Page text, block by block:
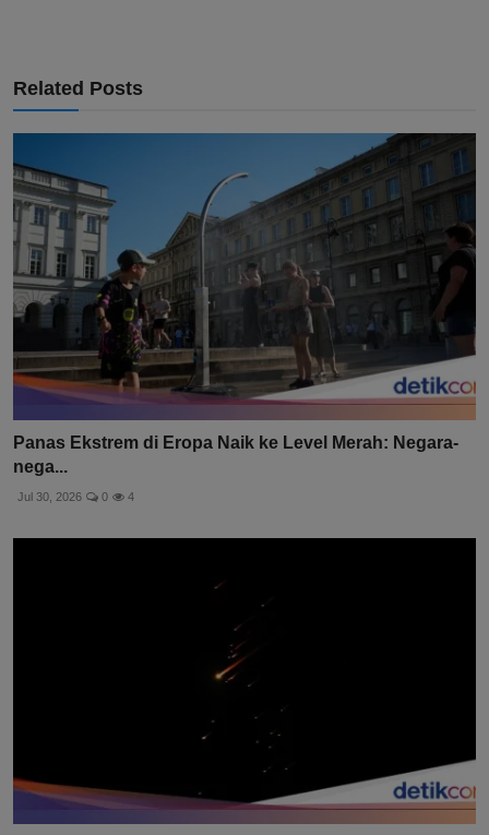
Related Posts
Panas Ekstrem di Eropa Naik ke Level Merah: Negara-
nega...
Jul 30, 2026 0 4